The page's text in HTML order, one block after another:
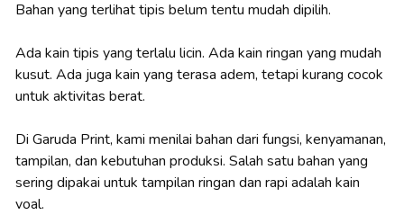
Bahan yang terlihat tipis belum tentu mudah dipilih.
Ada kain tipis yang terlalu licin. Ada kain ringan yang mudah
kusut. Ada juga kain yang terasa adem, tetapi kurang cocok
untuk aktivitas berat.
Di Garuda Print, kami menilai bahan dari fungsi, kenyamanan,
tampilan, dan kebutuhan produksi. Salah satu bahan yang
sering dipakai untuk tampilan ringan dan rapi adalah kain
voal.